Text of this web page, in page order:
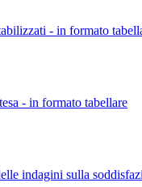
- in formato
- in formato tabellare
indagini sulla